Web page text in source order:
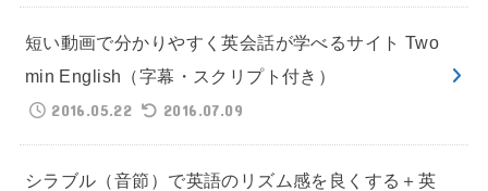
短い動画で分かりやすく英会話が学べるサイト Two
min English（字幕・スクリプト付き）
2016.05.22
2016.07.09
シラブル（音節）で英語のリズム感を良くする＋英